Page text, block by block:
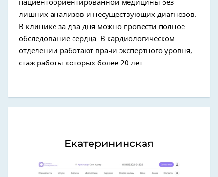
пациентоориентированной медицины без
лишних анализов и несуществующих диагнозов.
В клинике за два дня можно провести полное
обследование сердца. В кардиологическом
отделении работают врачи экспертного уровня,
стаж работы которых более 20 лет.
Екатерининская